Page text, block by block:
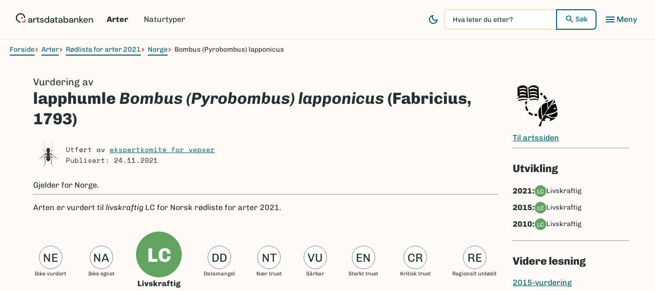
Arter Naturtyper
Hva
leter
du
Søk Meny
Navigasjonssti
Forside Arter Rødlista for arter 2021 Norge Bombus (Pyrobombus) lapponicus
Vurdering av
lapphumle Bombus (Pyrobombus) lapponicus (Fabricius,
1793)
Utført av ekspertkomité for vepser
Publisert: 24.11.2021
Gjelder for Norge.
Arten er vurdert til livskraftig LC for Norsk rødliste for arter 2021.
NE
Ikke vurdert
NA
Ikke egnet
LC
Livskraftig
DD
Datamangel
NT
Nær truet
VU
Sårbar
EN
Sterkt truet
CR
Kritisk truet
RE
Regionalt utdødd
Til artssiden
Utvikling
2021: LC livskraftig
2015: LC livskraftig
2010: LC livskraftig
Videre lesning
2015-vurdering